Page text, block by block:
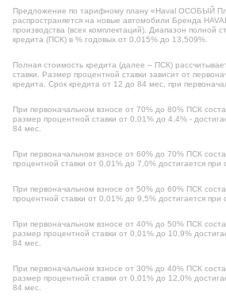
Предложение по тарифному плану «Haval ОСОБЫЙ
распространяется на новые автомобили Бренда
производства (всех комплектаций). Диапазон полной
кредита (ПСК) в % годовых от 0,015% до 13,509%.
Полная стоимость кредита (далее – ПСК)
ставки. Размер процентной ставки зависит от
кредита. Срок кредита от 12 до 84 мес, при
При первоначальном взносе от 70% до 80% ПСК
размер процентной ставки от 0,01% до 4,4% -
84 мес.
При первоначальном взносе от 60% до 70% ПСК
процентной ставки от 0,01% до 7,0% достигается
При первоначальном взносе от 50% до 60% ПСК
процентной ставки от 0,01% до 9,5% достигается
При первоначальном взносе от 40% до 50% ПСК
размер процентной ставки от 0,01% до 10,9%
84 мес.
При первоначальном взносе от 30% до 40% ПСК
размер процентной ставки от 0,01% до 12,0%
84 мес.